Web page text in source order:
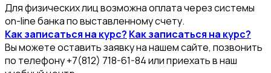
Для физических лиц возможна оплата через системы
on-line банка по выставленному счету.
Как записаться на курс? Как записаться на курс?
Вы можете оставить заявку на нашем сайте, позвонить
по телефону +7(812) 718-61-84 или приехать в наш